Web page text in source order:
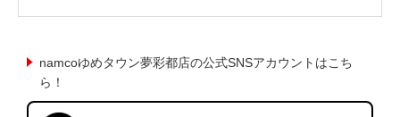
namcoゆめタウン夢彩都店の公式SNSアカウントはこち
ら！